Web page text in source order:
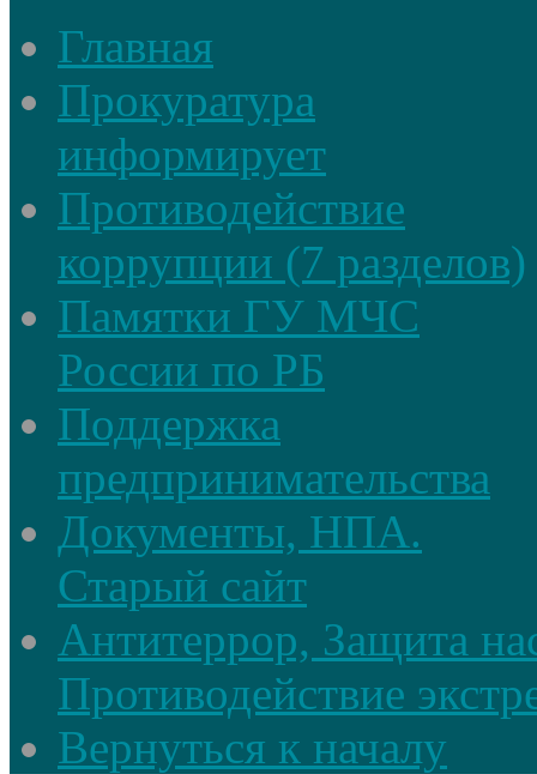
Главная
Прокуратура
информирует
Противодействие
коррупции (7 разделов)
Памятки ГУ МЧС
России по РБ
Поддержка
предпринимательства
Документы, НПА.
Старый сайт
Антитеррор, Защита
Противодействие
Вернуться к началу